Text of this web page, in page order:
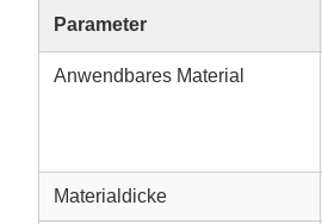
Parameter
Anwendbares Material
Materialdicke